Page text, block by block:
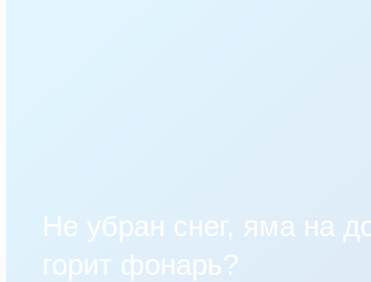
Не убран снег, яма на
горит фонарь?